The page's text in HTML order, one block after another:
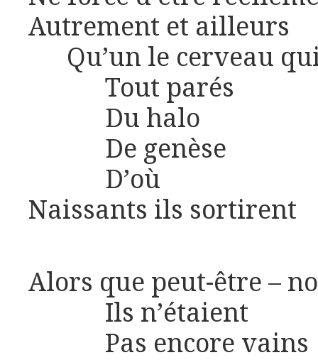
Autrement et ailleurs
Qu’un le cerveau
Tout parés
Du halo
De genèse
D’où
Naissants ils sortirent
Alors que peut-être –
Ils n’étaient
Pas encore vains